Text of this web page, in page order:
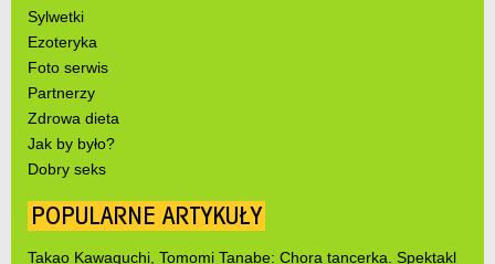
Sylwetki
Ezoteryka
Foto serwis
Partnerzy
Zdrowa dieta
Jak by było?
Dobry seks
POPULARNE ARTYKUŁY
Takao Kawaguchi, Tomomi Tanabe: Chora tancerka. Spektakl